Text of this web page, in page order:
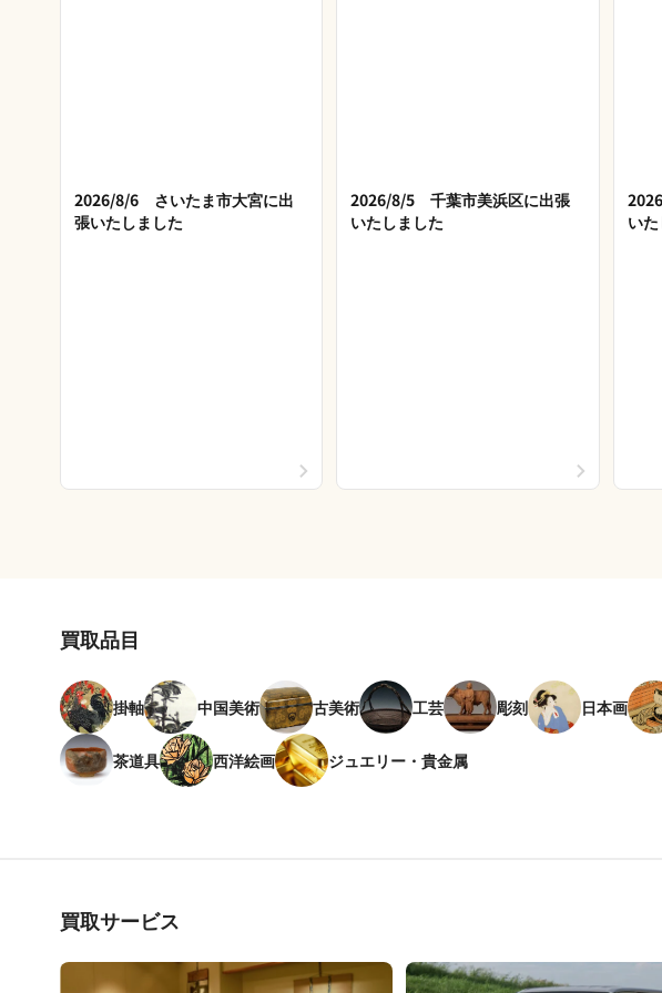
2026/8/6 さいたま市大宮に出
張いたしました
2026/8/5 千葉市美浜区に出張
いたしました
い
買取品目
掛軸 中国美術 古美術 工芸 彫刻 日本画
茶道具 西洋絵画 ジュエリー・貴金属
買取サービス